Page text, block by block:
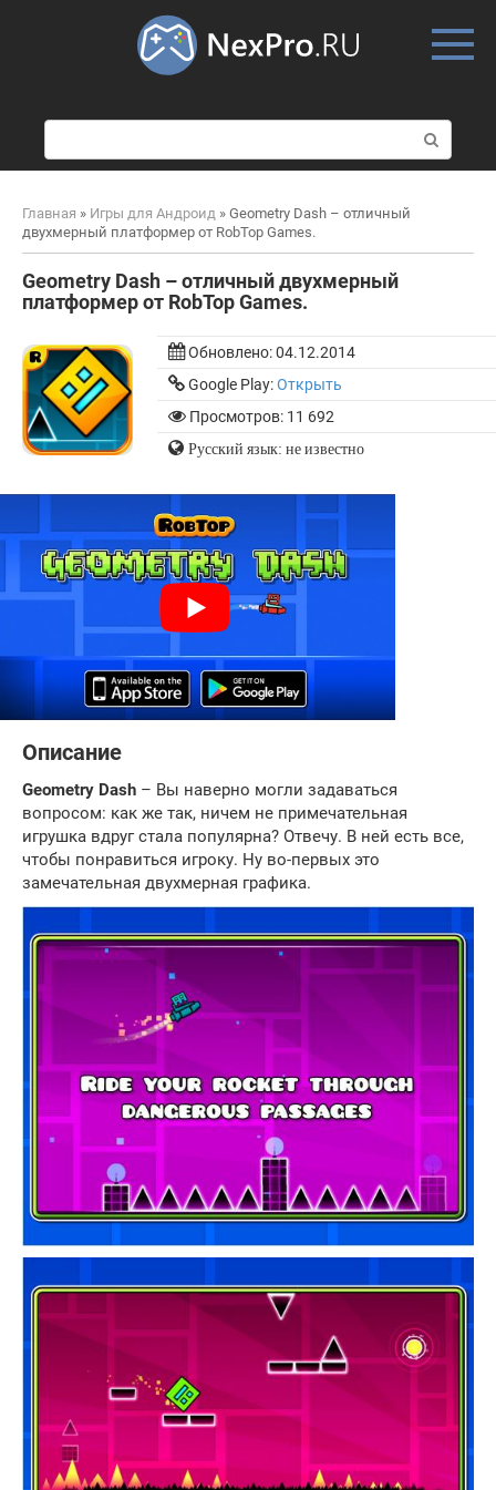
о
и
к
Главная » Игры для Андроид » Geometry Dash – отличный
двухмерный платформер от RobTop Games.
Geometry Dash – отличный двухмерный
платформер от RobTop Games.
Обновлено:04.12.2014
Google Play:Открыть
Просмотров: 11 692
Русский язык: не известно
Описание
Geometry Dash – Вы наверно могли задаваться
вопросом: как же так, ничем не примечательная
игрушка вдруг стала популярна? Отвечу. В ней есть все,
чтобы понравиться игроку. Ну во-первых это
замечательная двухмерная графика.